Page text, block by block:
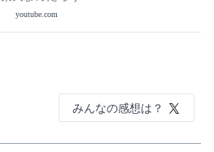
youtube.com
みんなの感想は？